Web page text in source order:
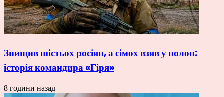
Знищив шістьох росіян, а сімох взяв у полон:
історія командира «Гіря»
8 години назад